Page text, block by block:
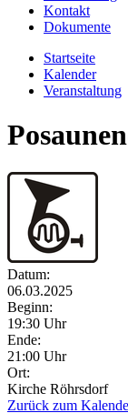
Kontakt
Dokumente
Startseite
Kalender
Veranstaltung
Datum:
06.03.2025
Beginn:
19:30 Uhr
Ende:
21:00 Uhr
Ort:
Kirche Röhrsdorf
Zurück zum